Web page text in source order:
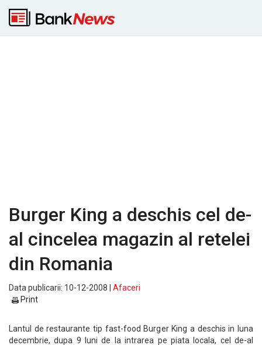
Burger King a deschis cel de-
al cincelea magazin al retelei
din Romania
Data publicarii: 10-12-2008 | Afaceri
Print
Lantul de restaurante tip fast-food Burger King a deschis in luna
decembrie, dupa 9 luni de la intrarea pe piata locala, cel de-al